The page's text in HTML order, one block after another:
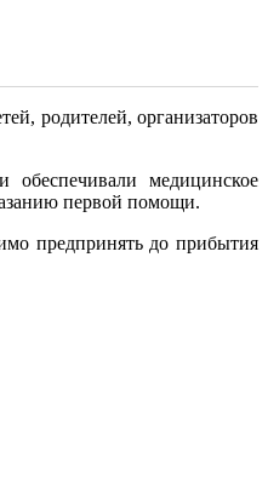
родителей, организаторов
обеспечивали медицинское
первой помощи.
предпринять до прибытия